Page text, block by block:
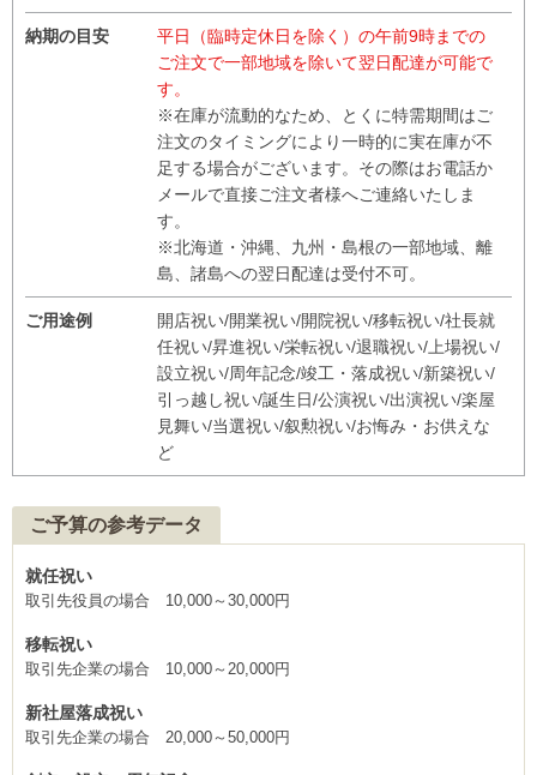
納期の目安
平日（臨時定休日を除く）の午前9時までの
ご注文で一部地域を除いて翌日配達が可能で
す。
※在庫が流動的なため、とくに特需期間はご
注文のタイミングにより一時的に実在庫が不
足する場合がございます。その際はお電話か
メールで直接ご注文者様へご連絡いたしま
す。
※北海道・沖縄、九州・島根の一部地域、離
島、諸島への翌日配達は受付不可。
ご用途例
開店祝い/開業祝い/開院祝い/移転祝い/社長就
任祝い/昇進祝い/栄転祝い/退職祝い/上場祝い/
設立祝い/周年記念/竣工・落成祝い/新築祝い/
引っ越し祝い/誕生日/公演祝い/出演祝い/楽屋
見舞い/当選祝い/叙勲祝い/お悔み・お供えな
ど
ご予算の参考データ
就任祝い
取引先役員の場合 10,000～30,000円
移転祝い
取引先企業の場合 10,000～20,000円
新社屋落成祝い
取引先企業の場合 20,000～50,000円